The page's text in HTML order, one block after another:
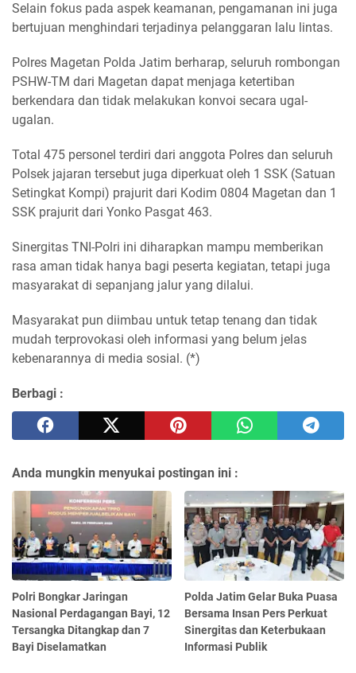
Selain fokus pada aspek keamanan, pengamanan ini juga
bertujuan menghindari terjadinya pelanggaran lalu lintas.
Polres Magetan Polda Jatim berharap, seluruh rombongan
PSHW-TM dari Magetan dapat menjaga ketertiban
berkendara dan tidak melakukan konvoi secara ugal-
ugalan.
Total 475 personel terdiri dari anggota Polres dan seluruh
Polsek jajaran tersebut juga diperkuat oleh 1 SSK (Satuan
Setingkat Kompi) prajurit dari Kodim 0804 Magetan dan 1
SSK prajurit dari Yonko Pasgat 463.
Sinergitas TNI-Polri ini diharapkan mampu memberikan
rasa aman tidak hanya bagi peserta kegiatan, tetapi juga
masyarakat di sepanjang jalur yang dilalui.
Masyarakat pun diimbau untuk tetap tenang dan tidak
mudah terprovokasi oleh informasi yang belum jelas
kebenarannya di media sosial. (*)
Berbagi :
Anda mungkin menyukai postingan ini :
Polri Bongkar Jaringan
Nasional Perdagangan Bayi, 12
Tersangka Ditangkap dan 7
Bayi Diselamatkan
Polda Jatim Gelar Buka Puasa
Bersama Insan Pers Perkuat
Sinergitas dan Keterbukaan
Informasi Publik